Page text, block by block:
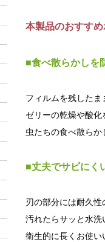
本製品のおすすめ
■食べ散らかしを
フィルムを残したま
ゼリーの乾燥や酸化
虫たちの食べ散ら
■丈夫でサビにく
刃の部分には耐久性
汚れたらサッと水洗
衛生的に長くお使い